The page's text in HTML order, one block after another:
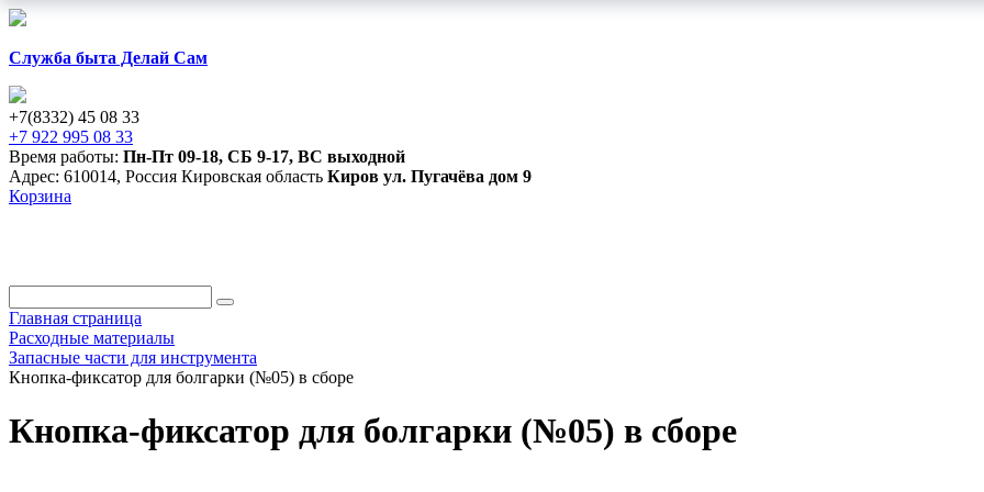
Служба быта Делай Сам
+7(8332) 45 08 33
+7 922 995 08 33
Время работы: Пн-Пт 09-18, СБ 9-17, ВС выходной
Адрес: 610014, Россия Кировская область Киров ул. Пугачёва дом 9
Корзина
Главная страница
Расходные материалы
Запасные части для инструмента
Кнопка-фиксатор для болгарки (№05) в сборе
Кнопка-фиксатор для болгарки (№05) в сборе